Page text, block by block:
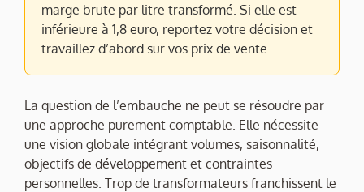
marge brute par litre transformé. Si elle est
inférieure à 1,8 euro, reportez votre décision et
travaillez d’abord sur vos prix de vente.
La question de l’embauche ne peut se résoudre par
une approche purement comptable. Elle nécessite
une vision globale intégrant volumes, saisonnalité,
objectifs de développement et contraintes
personnelles. Trop de transformateurs franchissent le